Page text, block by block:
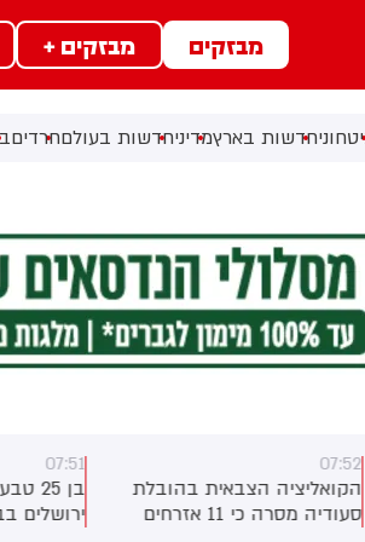
מבזקים מבזקים +
חדשות בארץמדיניחדשות בעולםחרדים
07:52
הקואליציה הצבאית בהובלת
סעודיה מסרה כי 11 אזרחים
07:51
בן 25
ירושלים